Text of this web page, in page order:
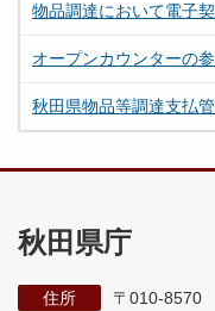
物品調達において電子
オープンカウンターの
秋田県物品等調達支払
秋田県庁
住所
〒010-8570